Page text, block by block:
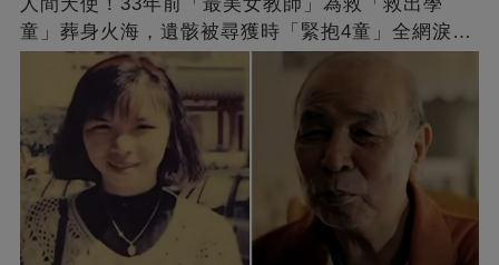
童」葬身火海，遺骸被尋獲時「緊抱4童」全網淚
崩：真正的英雄不該被遺忘